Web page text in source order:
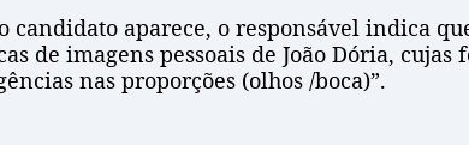
candidato aparece, o responsável indica
de imagens pessoais de João Dória,
nas proporções (olhos /boca)”.